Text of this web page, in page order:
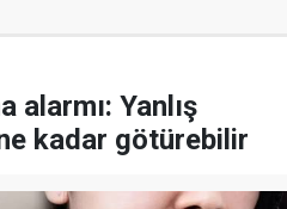
alarmı: Yanlış
kadar götürebilir